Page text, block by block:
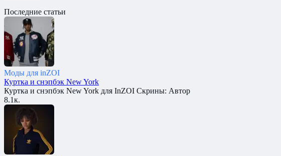
Последние статьи
Моды для inZOI
Куртка и снэпбэк New York
Куртка и снэпбэк New York для InZOI Скрины: Автор
8.1к.